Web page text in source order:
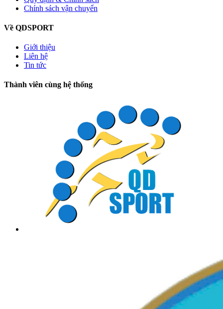
Chính sách vận chuyển
Về QDSPORT
Giới thiệu
Liên hệ
Tin tức
Thành viên cùng hệ thống